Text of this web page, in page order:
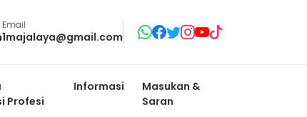
Profesi
Informasi
Masukan &
Saran